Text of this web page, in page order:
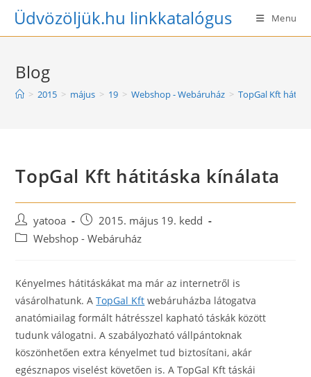
SkipÜdvözöljük.hu linkkatalógus Menu
Blog
> 2015 > május > 19 > Webshop - Webáruház > TopGal Kft
TopGal Kft hátitáska kínálata
Post
author:
yatooa
Post
published:
2015. május 19. kedd
PostWebshop - Webáruház
Kényelmes hátitáskákat ma már az internetről is
vásárolhatunk. ATopGal Kft webáruházba látogatva
anatómiailag formált hátrésszel kapható táskák között
tudunk válogatni. A szabályozható vállpántoknak
köszönhetően extra kényelmet tud biztosítani, akár
egésznapos viselést követően is. A TopGal Kft táskái